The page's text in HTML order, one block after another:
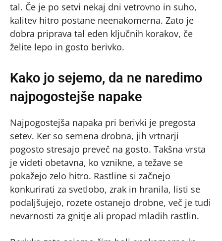
tal. Če je po setvi nekaj dni vetrovno in suho,
kalitev hitro postane neenakomerna. Zato je
dobra priprava tal eden ključnih korakov, če
želite lepo in gosto berivko.
Kako jo sejemo, da ne naredimo
najpogostejše napake
Najpogostejša napaka pri berivki je pregosta
setev. Ker so semena drobna, jih vrtnarji
pogosto stresajo preveč na gosto. Takšna vrsta
je videti obetavna, ko vznikne, a težave se
pokažejo zelo hitro. Rastline si začnejo
konkurirati za svetlobo, zrak in hranila, listi se
podaljšujejo, rozete ostanejo drobne, več je tudi
nevarnosti za gnitje ali propad mladih rastlin.